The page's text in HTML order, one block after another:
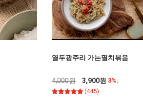
열두광주리 가는멸치볶음
4,000원 3,900원 3%↓
(445)